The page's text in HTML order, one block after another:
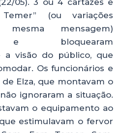
05). 3 ou 4 cartazes e
(ou variações
mensagem)
e bloquearam
a visão do público, que
Os funcionários e
Elza, que montavam o
ignoraram a situação.
o equipamento ao
estimulavam o fervor